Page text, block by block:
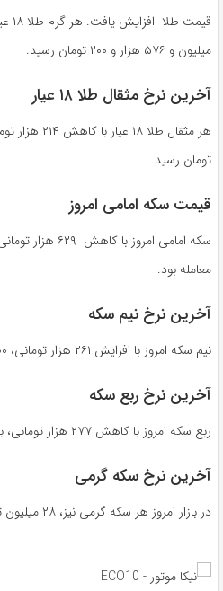
میلیون و ۵۷۶ هزار و ۲۰۰ تومان رسید.
آخرین نرخ مثقال طلا ۱۸ عیار
تومان رسید‌.
قیمت سکه امامی امروز
معامله بود.
آخرین نرخ نیم سکه
نیم سکه امروز با افزایش ۲۶۱ هزار تومانی، ۱۰۰ میلیون نرخ‌گذاری شد.
آخرین نرخ ربع سکه
ربع سکه امروز با کاهش ۲۷۷ هزار تومانی، به ۵۴ میلیون تومان رسید.
آخرین نرخ سکه گرمی
در بازار امروز هر سکه گرمی نیز، ۲۸ میلیون تومان فروخته شد.